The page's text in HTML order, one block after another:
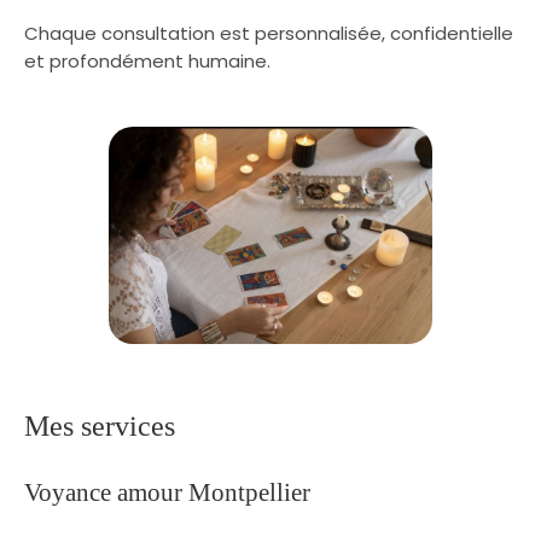
Chaque consultation est personnalisée, confidentielle
et profondément humaine.
Mes services
Voyance amour Montpellier